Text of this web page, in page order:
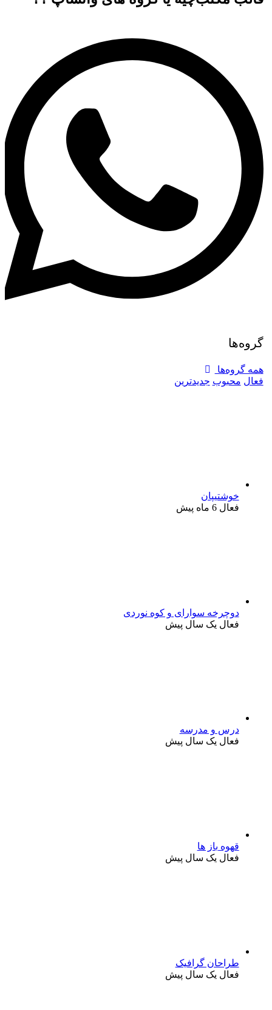
گروه‌ها
همه گروه‌ها
فعال محبوب جدیدترین
خوشتیپان
فعال 6 ماه پیش
دوچرخه سوارای و کوه نوردی
فعال یک سال پیش
درس و مدرسه
فعال یک سال پیش
قهوه باز ها
فعال یک سال پیش
طراحان گرافیک
فعال یک سال پیش